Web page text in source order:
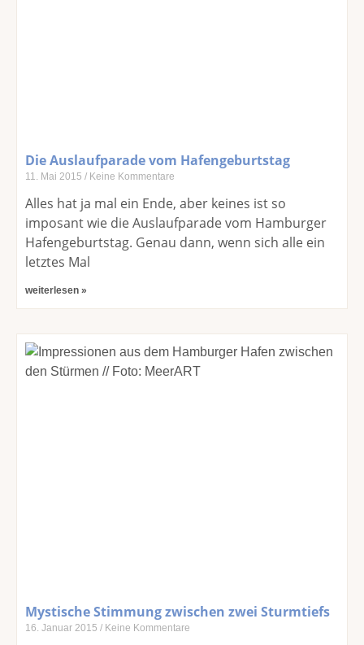
Die Auslaufparade vom Hafengeburtstag
11. Mai 2015 Keine Kommentare
Alles hat ja mal ein Ende, aber keines ist so
imposant wie die Auslaufparade vom Hamburger
Hafengeburtstag. Genau dann, wenn sich alle ein
letztes Mal
weiterlesen »
Mystische Stimmung zwischen zwei Sturmtiefs
16. Januar 2015 Keine Kommentare